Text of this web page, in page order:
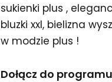
sukienki plus ,
bluzki xxl, bielizna
w modzie plus !
Dołącz do